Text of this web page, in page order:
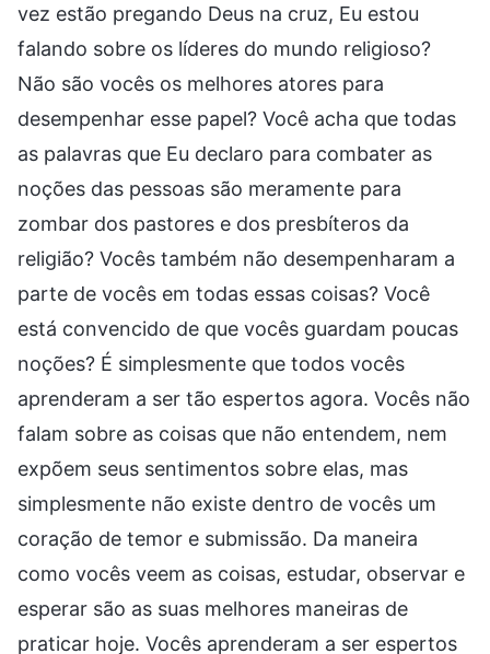
vez estão pregando Deus na cruz, Eu estou
falando sobre os líderes do mundo religioso?
Não são vocês os melhores atores para
desempenhar esse papel? Você acha que todas
as palavras que Eu declaro para combater as
noções das pessoas são meramente para
zombar dos pastores e dos presbíteros da
religião? Vocês também não desempenharam a
parte de vocês em todas essas coisas? Você
está convencido de que vocês guardam poucas
noções? É simplesmente que todos vocês
aprenderam a ser tão espertos agora. Vocês não
falam sobre as coisas que não entendem, nem
expõem seus sentimentos sobre elas, mas
simplesmente não existe dentro de vocês um
coração de temor e submissão. Da maneira
como vocês veem as coisas, estudar, observar e
esperar são as suas melhores maneiras de
praticar hoje. Vocês aprenderam a ser espertos